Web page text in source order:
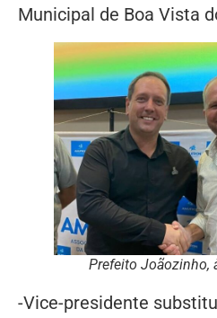
Municipal de Boa Vista
Prefeito Joãozinho,
-Vice-presidente